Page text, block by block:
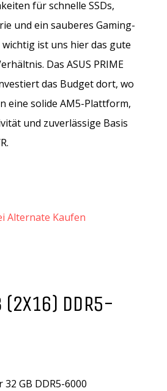
für schnelle SSDs,
und ein sauberes Gaming-
ist uns hier das gute
Das ASUS PRIME
das Budget dort, wo
eine solide AM5-Plattform,
und zuverlässige Basis
Alternate Kaufen
(2X16) DDR5-
GB DDR5-6000